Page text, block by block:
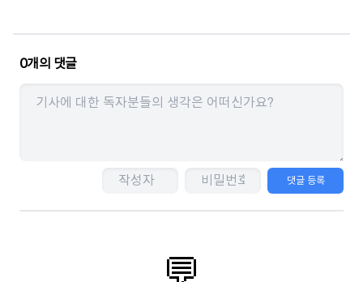
0개의 댓글
댓글 등록